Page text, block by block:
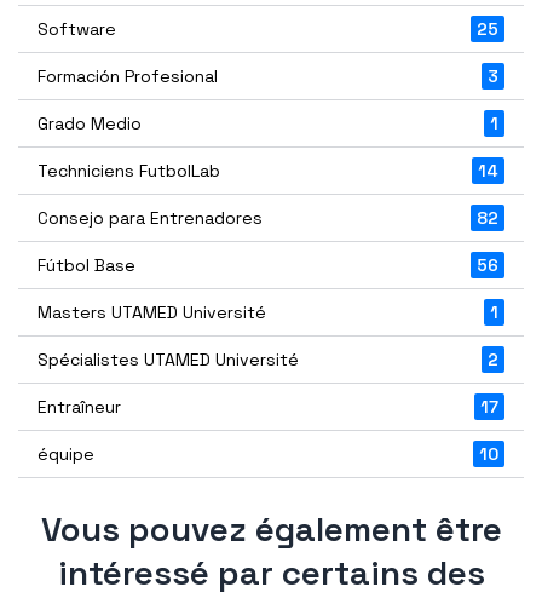
Software 25
Formación Profesional 3
Grado Medio 1
Techniciens FutbolLab 14
Consejo para Entrenadores 82
Fútbol Base 56
Masters UTAMED Université 1
Spécialistes UTAMED Université 2
Entraîneur 17
équipe 10
Vous pouvez également être
intéressé par certains des